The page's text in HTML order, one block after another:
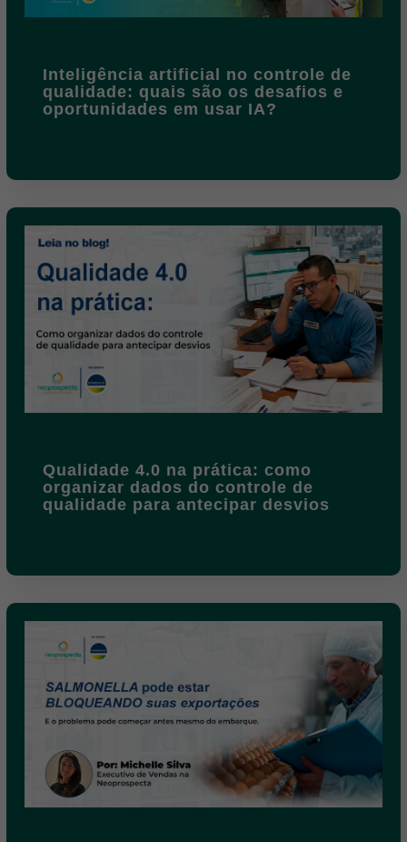
Inteligência artificial no controle de
qualidade: quais são os desafios e
oportunidades em usar IA?
Qualidade 4.0 na prática: como
organizar dados do controle de
qualidade para antecipar desvios